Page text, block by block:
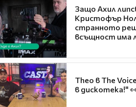
Защо Ахил
Кристофър
странното
всъщност има
Theo в The
в дискотека!"